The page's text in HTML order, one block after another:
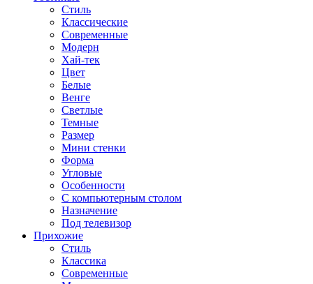
Стиль
Классические
Современные
Модерн
Хай-тек
Цвет
Белые
Венге
Светлые
Темные
Размер
Мини стенки
Форма
Угловые
Особенности
С компьютерным столом
Назначение
Под телевизор
Прихожие
Стиль
Классика
Современные